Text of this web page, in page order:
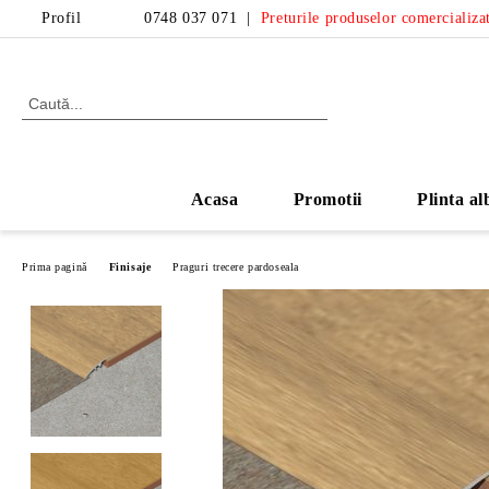
Profil 0748 037 071 Preturile produselor
Acasa Promotii Plinta
Prima pagină Finisaje Praguri trecere pardoseala